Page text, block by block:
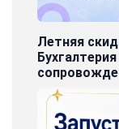
Летняя